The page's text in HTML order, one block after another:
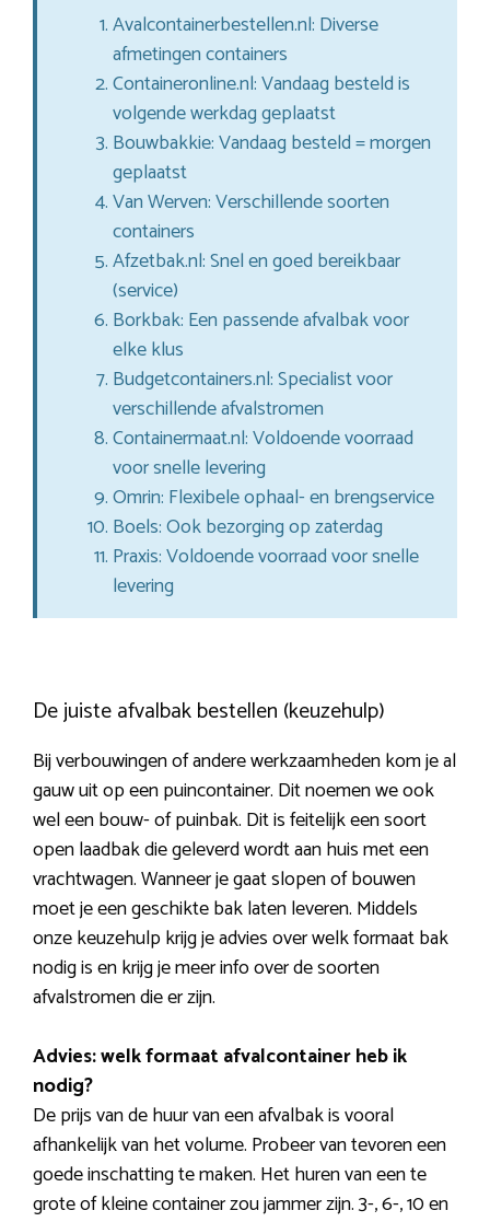
Avalcontainerbestellen.nl: Diverse
afmetingen containers
Containeronline.nl: Vandaag besteld is
volgende werkdag geplaatst
Bouwbakkie: Vandaag besteld = morgen
geplaatst
Van Werven: Verschillende soorten
containers
Afzetbak.nl: Snel en goed bereikbaar
(service)
Borkbak: Een passende afvalbak voor
elke klus
Budgetcontainers.nl: Specialist voor
verschillende afvalstromen
Containermaat.nl: Voldoende voorraad
voor snelle levering
Omrin: Flexibele ophaal- en brengservice
Boels: Ook bezorging op zaterdag
Praxis: Voldoende voorraad voor snelle
levering
De juiste afvalbak bestellen (keuzehulp)
Bij verbouwingen of andere werkzaamheden kom je al
gauw uit op een puincontainer. Dit noemen we ook
wel een bouw- of puinbak. Dit is feitelijk een soort
open laadbak die geleverd wordt aan huis met een
vrachtwagen. Wanneer je gaat slopen of bouwen
moet je een geschikte bak laten leveren. Middels
onze keuzehulp krijg je advies over welk formaat bak
nodig is en krijg je meer info over de soorten
afvalstromen die er zijn.
Advies: welk formaat afvalcontainer heb ik
nodig?
De prijs van de huur van een afvalbak is vooral
afhankelijk van het volume. Probeer van tevoren een
goede inschatting te maken. Het huren van een te
grote of kleine container zou jammer zijn. 3-, 6-, 10 en